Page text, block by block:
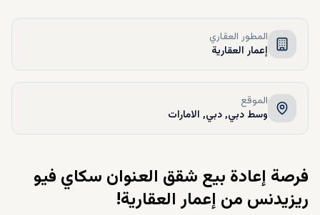
المطور العقاري
إعمار العقارية
الموقع
وسط دبي, دبي, الامارات
فرصة إعادة بيع شقق العنوان سكاي فيو
ريزيدنس من إعمار العقارية!